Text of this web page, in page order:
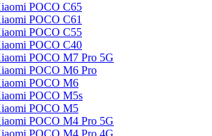
POCO C65
POCO C61
POCO C55
POCO C40
POCO M7 Pro 5G
POCO M6 Pro
POCO M6
POCO M5s
POCO M5
POCO M4 Pro 5G
POCO M4 Pro 4G